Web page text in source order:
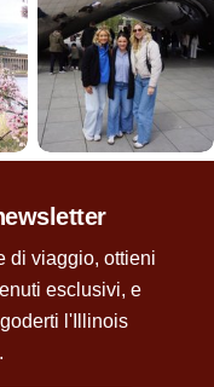
di viaggio, ottieni
esclusivi, e
l'Illinois